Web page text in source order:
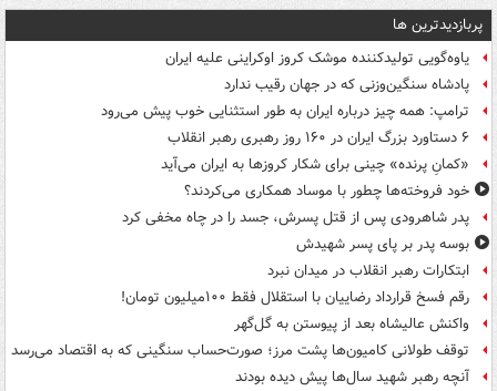
پربازدیدترین ها
یاوه‌گویی تولیدکننده موشک کروز اوکراینی علیه ایران
پادشاه سنگین‌وزنی که در جهان رقیب ندارد
ترامپ: همه چیز درباره ایران به طور استثنایی خوب پیش می‌رود
۶ دستاورد بزرگ ایران در ۱۶۰ روز رهبری رهبر انقلاب
«کمانِ پرنده» چینی برای شکار کروزها به ایران می‌آید
خود فروخته‌ها چطور با موساد همکاری می‌کردند؟
پدر شاهرودی پس از قتل پسرش، جسد را در چاه مخفی کرد
بوسه‌ پدر بر پای پسر شهیدش
ابتکارات رهبر انقلاب در میدان نبرد
رقم فسخ قرارداد رضاییان با استقلال فقط ۱۰۰میلیون تومان!
واکنش عالیشاه بعد از پیوستن به گل‌گهر
توقف طولانی کامیون‌ها پشت مرز؛ صورت‌حساب سنگینی که به اقتصاد می‌رسد
آنچه رهبر شهید سال‌ها پیش دیده بودند